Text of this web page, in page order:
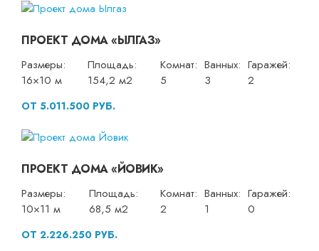
ПРОЕКТ ДОМА «ЫЛГАЗ»
Размеры:
16×10 м
Площадь:
154,2 м2
Комнат:
5
Ванных:
3
Гаражей:
2
ОТ 5.011.500 РУБ.
ПРОЕКТ ДОМА «ЙОВИК»
Размеры:
10×11 м
Площадь:
68,5 м2
Комнат:
2
Ванных:
1
Гаражей:
0
ОТ 2.226.250 РУБ.